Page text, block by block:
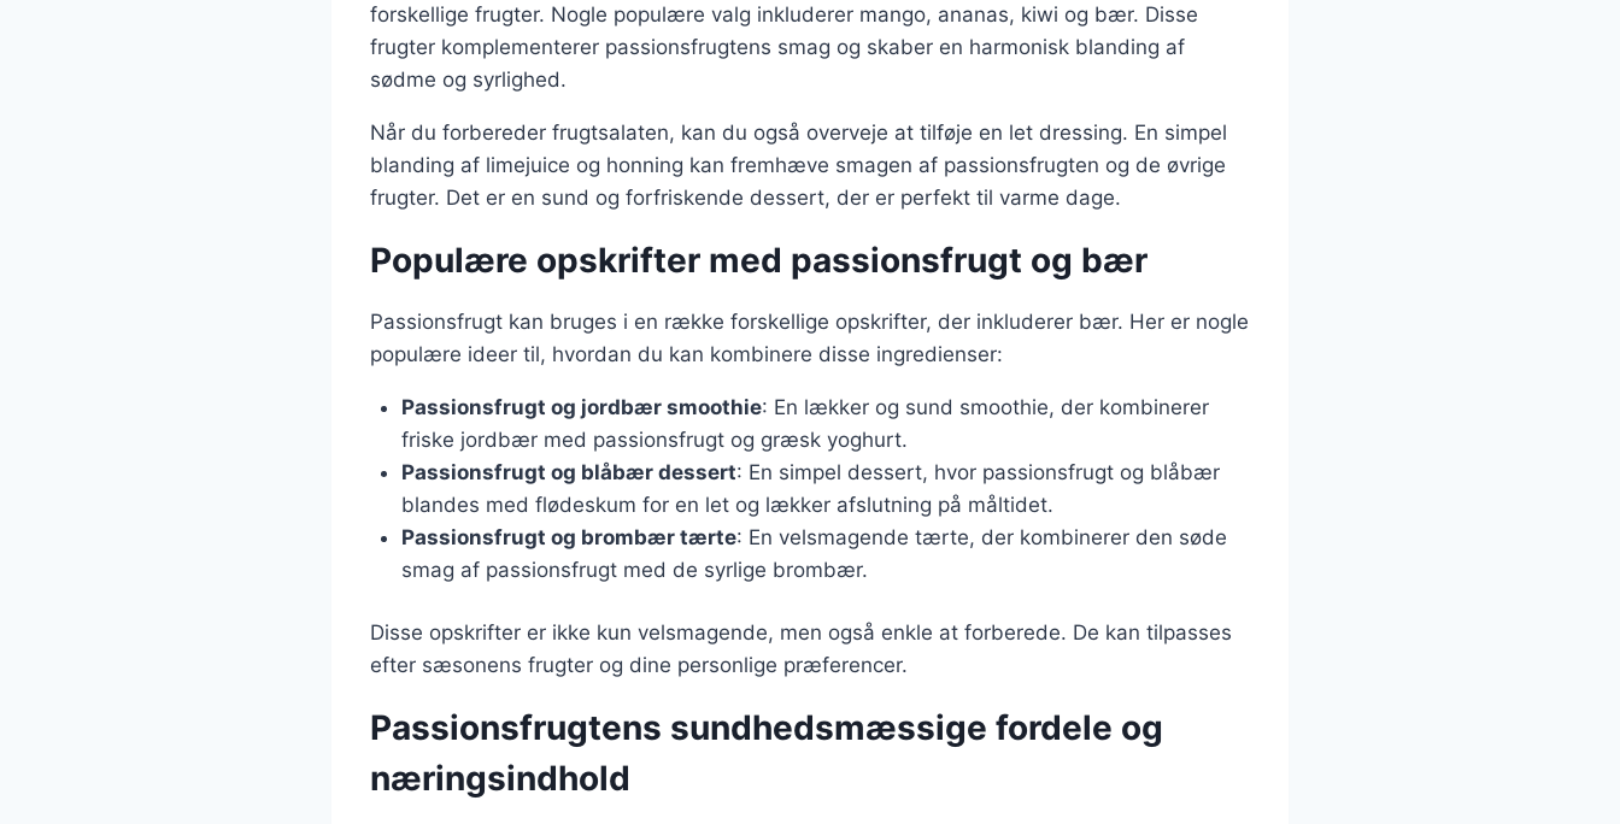
forskellige frugter. Nogle populære valg inkluderer mango, ananas, kiwi og bær. Disse
frugter komplementerer passionsfrugtens smag og skaber en harmonisk blanding af
sødme og syrlighed.
Når du forbereder frugtsalaten, kan du også overveje at tilføje en let dressing. En simpel
blanding af limejuice og honning kan fremhæve smagen af passionsfrugten og de øvrige
frugter. Det er en sund og forfriskende dessert, der er perfekt til varme dage.
Populære opskrifter med passionsfrugt og bær
Passionsfrugt kan bruges i en række forskellige opskrifter, der inkluderer bær. Her er nogle
populære ideer til, hvordan du kan kombinere disse ingredienser:
Passionsfrugt og jordbær smoothie: En lækker og sund smoothie, der kombinerer
friske jordbær med passionsfrugt og græsk yoghurt.
Passionsfrugt og blåbær dessert: En simpel dessert, hvor passionsfrugt og blåbær
blandes med flødeskum for en let og lækker afslutning på måltidet.
Passionsfrugt og brombær tærte: En velsmagende tærte, der kombinerer den søde
smag af passionsfrugt med de syrlige brombær.
Disse opskrifter er ikke kun velsmagende, men også enkle at forberede. De kan tilpasses
efter sæsonens frugter og dine personlige præferencer.
Passionsfrugtens sundhedsmæssige fordele og
næringsindhold